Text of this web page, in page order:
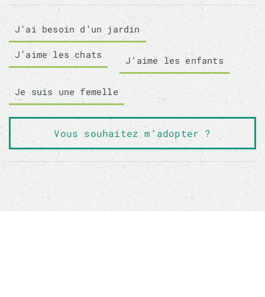
J’ai besoin d’un jardin
J’aime les chats J’aime les enfants
Je suis une femelle
Vous souhaitez m’adopter ?